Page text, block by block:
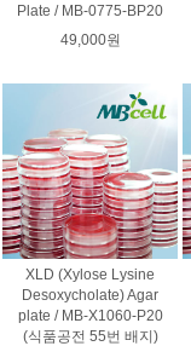
Plate / MB-0775-BP20
49,000원
XLD (Xylose Lysine
Desoxycholate) Agar
plate / MB-X1060-P20
(식품공전 55번 배지)